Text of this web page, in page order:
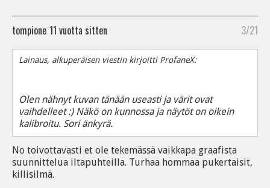
tompione 11 vuotta sitten 3/21
Lainaus, alkuperäisen viestin kirjoitti ProfaneX:
Olen nähnyt kuvan tänään useasti ja värit ovat
vaihdelleet :) Näkö on kunnossa ja näytöt on oikein
kalibroitu. Sori änkyrä.
No toivottavasti et ole tekemässä vaikkapa graafista
suunnittelua iltapuhteilla. Turhaa hommaa pukertaisit,
killisilmä.